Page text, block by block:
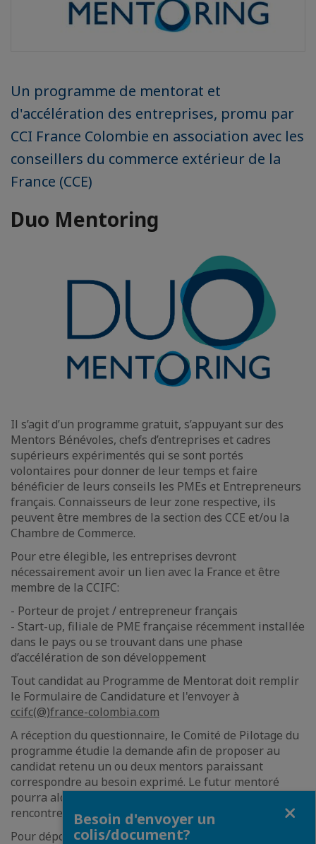
Un programme de mentorat et
d'accélération des entreprises, promu par
CCI France Colombie en association avec les
conseillers du commerce extérieur de la
France (CCE)
Duo Mentoring
Il s’agit d’un programme gratuit, s’appuyant sur des
Mentors Bénévoles, chefs d’entreprises et cadres
supérieurs expérimentés qui se sont portés
volontaires pour donner de leur temps et faire
bénéficier de leurs conseils les PMEs et Entrepreneurs
français. Connaisseurs de leur zone respective, ils
peuvent être membres de la section des CCE et/ou la
Chambre de Commerce.
Pour etre élegible, les entreprises devront
nécessairement avoir un lien avec la France et être
membre de la CCIFC:
- Porteur de projet / entrepreneur français
- Start-up, filiale de PME française récemment installée
dans le pays ou se trouvant dans une phase
d’accélération de son développement
Tout candidat au Programme de Mentorat doit remplir
le Formulaire de Candidature et l'envoyer à
ccifc(@)france-colombia.com
A réception du questionnaire, le Comité de Pilotage du
programme étudie la demande afin de proposer au
candidat retenu un ou deux mentors paraissant
correspondre au besoin exprimé. Le futur mentoré
pourra alors prendre contact pour une première
rencontre et poursuivre si affinité.
Pour déposer votre candidature il suffit de remplir et
Besoin d'envoyer un
colis/document?